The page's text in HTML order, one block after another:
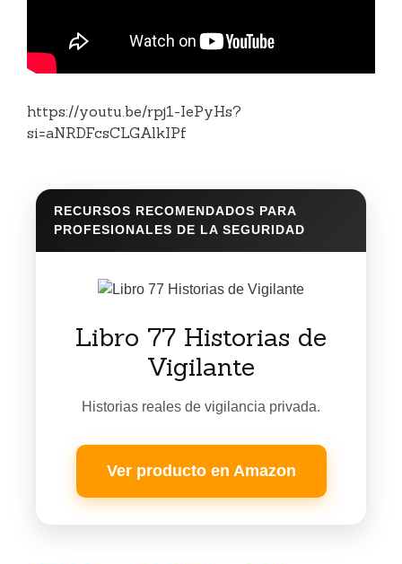
https://youtu.be/rpj1-IePyHs?
si=aNRDFcsCLGAlkIPf
RECURSOS RECOMENDADOS PARA
PROFESIONALES DE LA SEGURIDAD
Libro 77 Historias de
Vigilante
Historias reales de vigilancia privada.
Ver producto en Amazon